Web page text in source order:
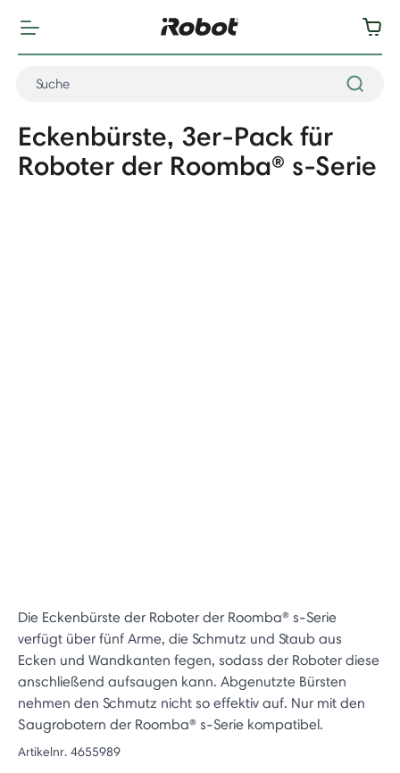
Eckenbürste, 3er-Pack für
Roboter der Roomba® s-Serie
Die Eckenbürste der Roboter der Roomba® s-Serie
verfügt über fünf Arme, die Schmutz und Staub aus
Ecken und Wandkanten fegen, sodass der Roboter diese
anschließend aufsaugen kann. Abgenutzte Bürsten
nehmen den Schmutz nicht so effektiv auf. Nur mit den
Saugrobotern der Roomba® s-Serie kompatibel.
Artikelnr. 4655989